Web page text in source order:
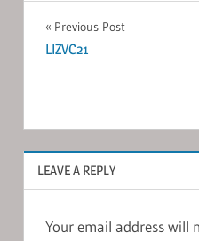
Post
Previous Post
LIZVC21
LEAVE A REPLY
Your email address will